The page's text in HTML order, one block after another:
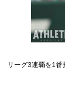
リーグ3連覇を1